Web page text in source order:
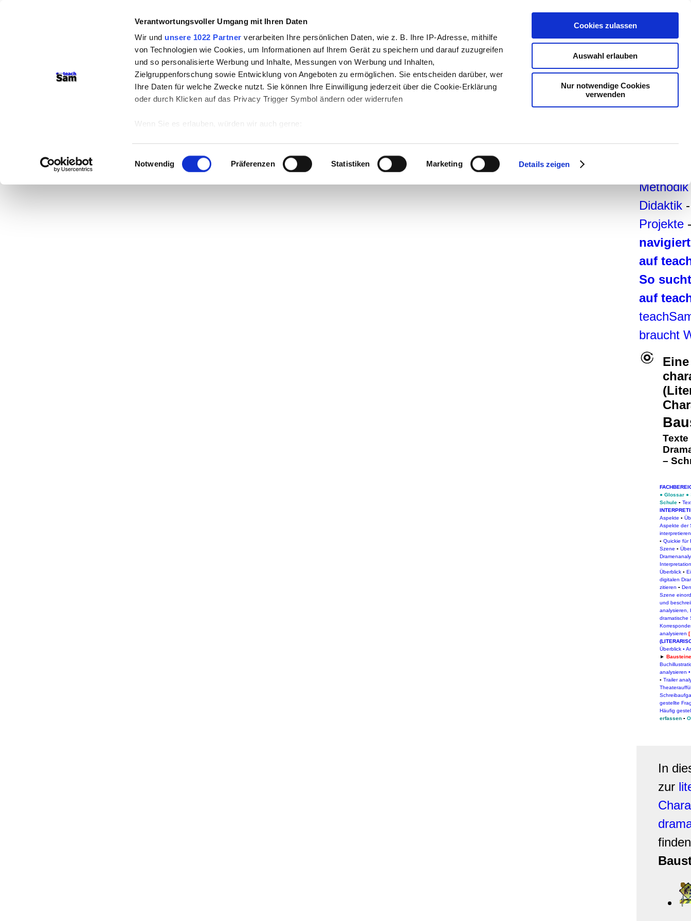
Verantwortungsvoller Umgang mit Ihren Daten
Wir und unsere 1022 Partner verarbeiten Ihre persönlichen Daten, wie z. B. Ihre IP-Adresse, mithilfe
von Technologien wie Cookies, um Informationen auf Ihrem Gerät zu speichern und darauf zuzugreifen
und so personalisierte Werbung und Inhalte, Messungen von Werbung und Inhalten,
Zielgruppenforschung sowie Entwicklung von Angeboten zu ermöglichen. Sie entscheiden darüber, wer
Ihre Daten für welche Zwecke nutzt. Sie können Ihre Einwilligung jederzeit über die Cookie-Erklärung
oder durch Klicken auf das Privacy Trigger Symbol ändern oder widerrufen
Wenn Sie es erlauben, würden wir auch gerne:
Ihr Gerät durch aktives Scannen nach bestimmten Merkmalen (Fingerprinting) identifizieren
Erfahren Sie mehr darüber, wie Ihre persönlichen Daten verarbeitet werden, und legen Sie Ihre
Präferenzen imAbschnitt Einzelheitenfest.
Einwilligungsauswahl
Notwendig Präferenzen Statistiken Marketing Details zeigen
Cookies zulassen
Auswahl erlauben
Nur notwendige Cookies
verwenden
-Deutsch
Didaktik -
Projekte
auf
So
auf
braucht
–
● Glossar ●
Schule ▪
Aspekte ▪
Aspekte der
interpretieren
▪ Quickie für
Szene ▪
Überblick ▪
digitalen
zitieren ▪
Szene
und
analysieren,
dramatische
analysieren [
Überblick ▪
► Bausteine
analysieren •
▪ Trailer
gestellte
Häufig
erfassen ▪
In
zur